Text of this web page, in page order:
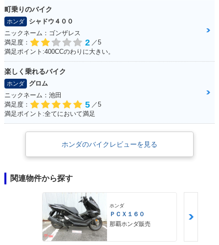
町乗りのバイク
ホンダ
シャドウ４００
ニックネーム：ゴンザレス
満足度：
2 ／5
満足ポイント:400CCのわりに大きい。
楽しく乗れるバイク
ホンダ
グロム
ニックネーム：池田
満足度：
5 ／5
満足ポイント:全てにおいて満足
ホンダのバイクレビューを見る
関連物件から探す
ホンダ
ＰＣＸ１６０
那覇ホンダ販売